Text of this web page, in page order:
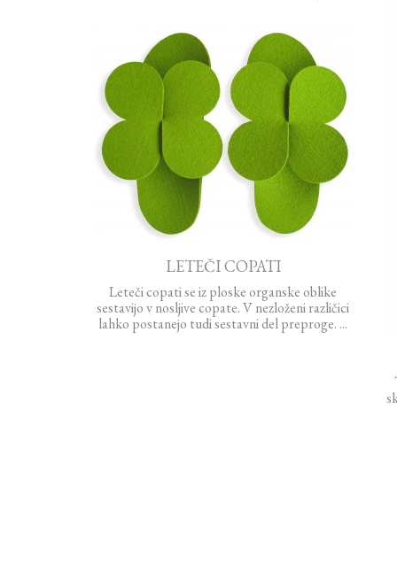
LETEČI COPATI
Leteči copati se iz ploske organske oblike
sestavijo v nosljive copate. V nezloženi različici
lahko postanejo tudi sestavni del preproge. ...